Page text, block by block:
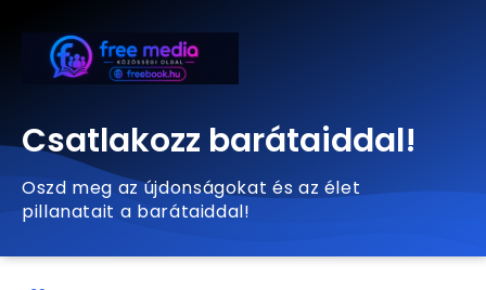
Csatlakozz barátaiddal!
Oszd meg az újdonságokat és az élet
pillanatait a barátaiddal!